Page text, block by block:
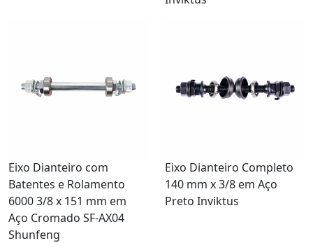
Eixo Dianteiro com
Batentes e Rolamento
6000 3/8 x 151 mm em
Aço Cromado SF-AX04
Shunfeng
Eixo Dianteiro Completo
140 mm x 3/8 em Aço
Preto Inviktus